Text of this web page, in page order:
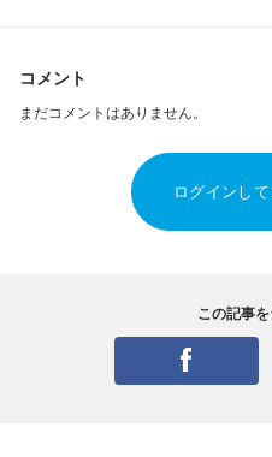
コメント
まだコメントはありません。
ログインし
この記事